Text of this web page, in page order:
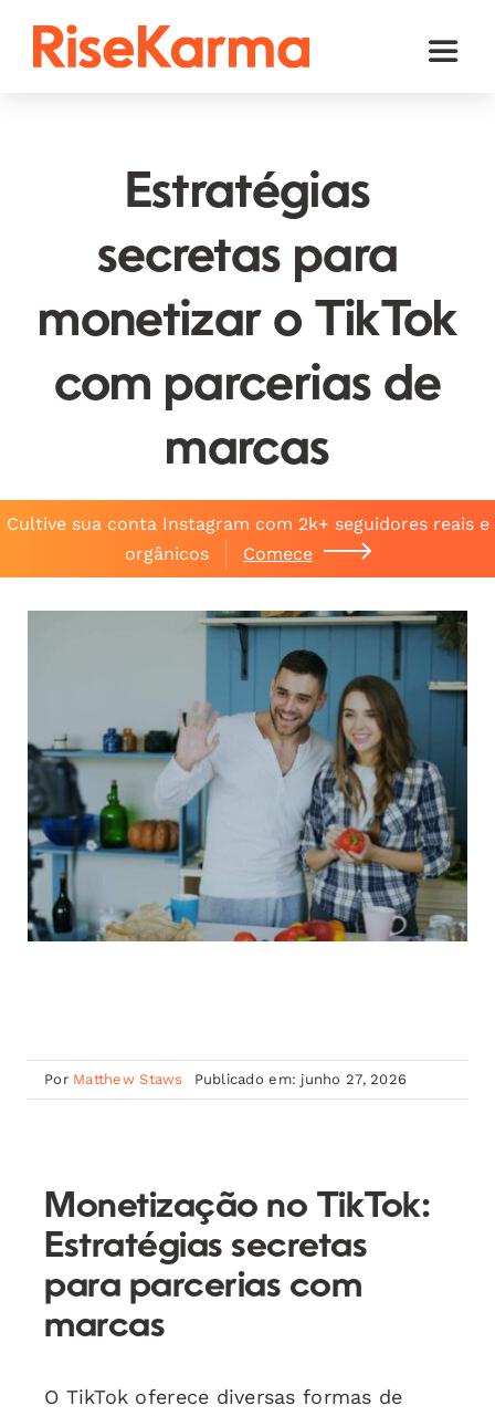
Toggle
YouTube
Twitter (𝕏)
Outros
Estratégias
secretas para
monetizar o TikTok
com parcerias de
marcas
Cultive sua conta Instagram com 2k+ seguidores reais e
orgânicos
Comece
Por Matthew Staws Publicado em: junho 27, 2026
Monetização no TikTok:
Estratégias secretas
para parcerias com
marcas
O TikTok oferece diversas formas de